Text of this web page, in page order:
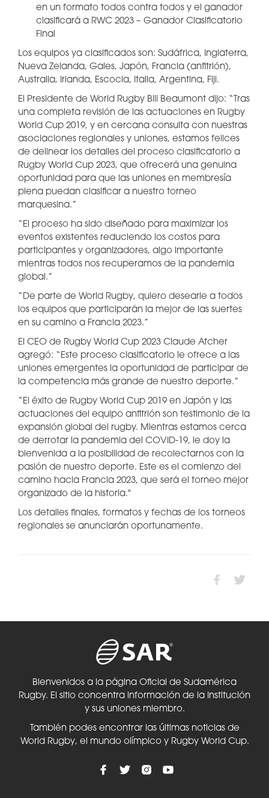
en un formato todos contra todos y el ganador
clasificará a RWC 2023 – Ganador Clasificatorio
Final
Los equipos ya clasificados son: Sudáfrica, Inglaterra,
Nueva Zelanda, Gales, Japón, Francia (anfitrión),
Australia, Irlanda, Escocia, Italia, Argentina, Fiji.
El Presidente de World Rugby Bill Beaumont dijo: “Tras
una completa revisión de las actuaciones en Rugby
World Cup 2019, y en cercana consulta con nuestras
asociaciones regionales y uniones, estamos felices
de delinear los detalles del proceso clasificatorio a
Rugby World Cup 2023, que ofrecerá una genuina
oportunidad para que las uniones en membresía
plena puedan clasificar a nuestro torneo
marquesina.”
“El proceso ha sido diseñado para maximizar los
eventos existentes reduciendo los costos para
participantes y organizadores, algo importante
mientras todos nos recuperamos de la pandemia
global.”
“De parte de World Rugby, quiero desearle a todos
los equipos que participarán la mejor de las suertes
en su camino a Francia 2023.”
El CEO de Rugby World Cup 2023 Claude Atcher
agregó: “Este proceso clasificatorio le ofrece a las
uniones emergentes la oportunidad de participar de
la competencia más grande de nuestro deporte.”
“El éxito de Rugby World Cup 2019 en Japón y las
actuaciones del equipo anfitrión son testimonio de la
expansión global del rugby. Mientras estamos cerca
de derrotar la pandemia del COVID-19, le doy la
bienvenida a la posibilidad de recolectarnos con la
pasión de nuestro deporte. Este es el comienzo del
camino hacia Francia 2023, que será el torneo mejor
organizado de la historia."
Los detalles finales, formatos y fechas de los torneos
regionales se anunciarán oportunamente.
Bienvenidos a la página Oficial de Sudamérica
Rugby. El sitio concentra información de la Institución
y sus uniones miembro.
También podes encontrar las últimas noticias de
World Rugby, el mundo olímpico y Rugby World Cup.